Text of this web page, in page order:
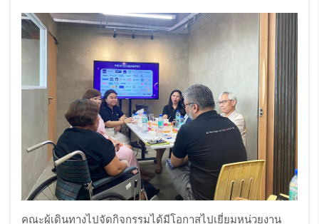
คณะผู้เดินทางไปจัดกิจกรรมได้มีโอกาสไปเยี่ยมหน่วยงาน